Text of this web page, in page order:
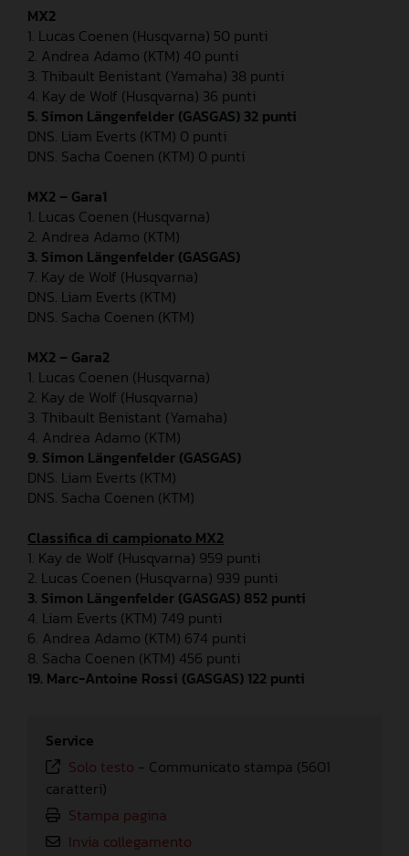
MX2
1. Lucas Coenen (Husqvarna) 50 punti
2. Andrea Adamo (KTM) 40 punti
3. Thibault Benistant (Yamaha) 38 punti
4. Kay de Wolf (Husqvarna) 36 punti
5. Simon Längenfelder (GASGAS) 32 punti
DNS. Liam Everts (KTM) 0 punti
DNS. Sacha Coenen (KTM) 0 punti
MX2 – Gara1
1. Lucas Coenen (Husqvarna)
2. Andrea Adamo (KTM)
3. Simon Längenfelder (GASGAS)
7. Kay de Wolf (Husqvarna)
DNS. Liam Everts (KTM)
DNS. Sacha Coenen (KTM)
MX2 – Gara2
1. Lucas Coenen (Husqvarna)
2. Kay de Wolf (Husqvarna)
3. Thibault Benistant (Yamaha)
4. Andrea Adamo (KTM)
9. Simon Längenfelder (GASGAS)
DNS. Liam Everts (KTM)
DNS. Sacha Coenen (KTM)
Classifica di campionato MX2
1. Kay de Wolf (Husqvarna) 959 punti
2. Lucas Coenen (Husqvarna) 939 punti
3. Simon Längenfelder (GASGAS) 852 punti
4. Liam Everts (KTM) 749 punti
6. Andrea Adamo (KTM) 674 punti
8. Sacha Coenen (KTM) 456 punti
19. Marc-Antoine Rossi (GASGAS) 122 punti
Service
Solo testo - Communicato stampa (5601
caratteri)
Stampa pagina
Invia collegamento